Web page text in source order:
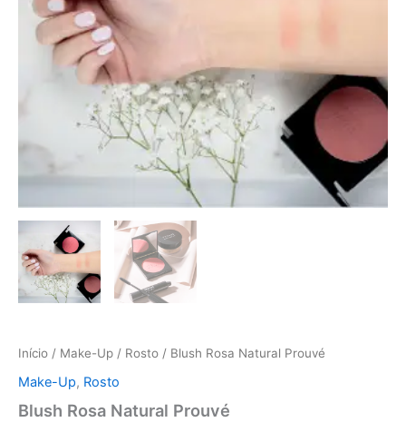
Início / Make-Up / Rosto / Blush Rosa Natural Prouvé
Make-Up, Rosto
Blush Rosa Natural Prouvé